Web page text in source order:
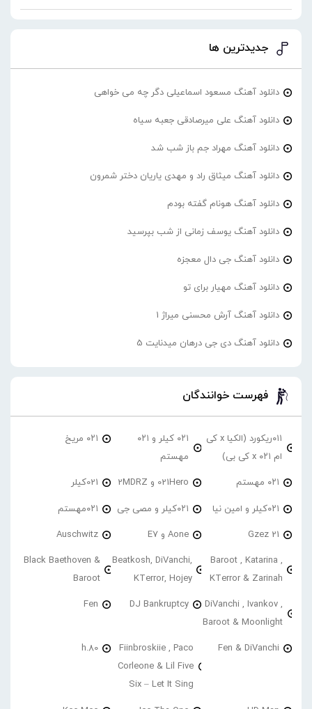
جدیدترین ها
دانلود آهنگ مسعود اسماعیلی دگر چه می خواهی
دانلود آهنگ علی میرصادقی جعبه سیاه
دانلود آهنگ مهراد جم باز شب شد
دانلود آهنگ میثاق راد و مهدی یاریان دختر شمرون
دانلود آهنگ هونام گفته بودم
دانلود آهنگ یوسف زمانی از شب بپرسید
دانلود آهنگ جی دال معجزه
دانلود آهنگ مهیار برای تو
دانلود آهنگ آرش محسنی میراژ 1
دانلود آهنگ دی جی درهان میدنایت 5
فهرست خوانندگان
۰۱۱ریکورد (الکیا x کی
ام ۰۲۱ x کی بی)
۰۲۱ کیلر و ۰۲۱
مهستم
۰۲۱ مریخ
۰۲۱ مهستم 021Hero و 2MDRZ 021کیلر
۰۲۱کیلر و امین نیا ۰۲۱کیلر و مصی جی ۰۲۱مهستم
21 Gzez Aone و E7 Auschwitz
Baroot , Katarina ,
KTerror & Zarinah
Beatkosh, DiVanchi,
KTerror, Hojey
Black Baethoven &
Baroot
DiVanchi , Ivankov ,
Baroot & Moonlight
DJ Bankruptcy
Fen
Fen & DiVanchi
Fiinbroskiie , Paco
Corleone & Lil Five
Six – Let It Sing
h.80